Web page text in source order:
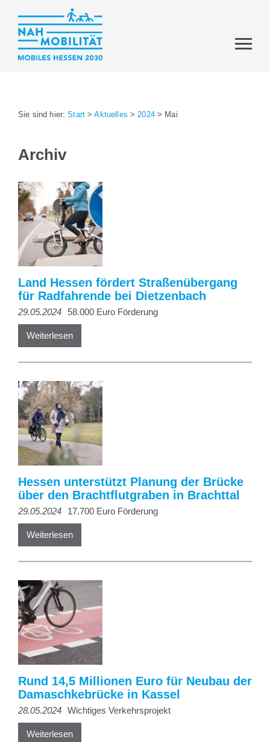
Sie sind hier:Start >Aktuelles >2024> Mai
Archiv
Land Hessen fördert Straßenübergang
für Radfahrende bei Dietzenbach
29.05.2024 58.000 Euro Förderung
Weiterlesen
Hessen unterstützt Planung der Brücke
über den Brachtflutgraben in Brachttal
29.05.2024 17.700 Euro Förderung
Weiterlesen
Rund 14,5 Millionen Euro für Neubau der
Damaschkebrücke in Kassel
28.05.2024 Wichtiges Verkehrsprojekt
Weiterlesen